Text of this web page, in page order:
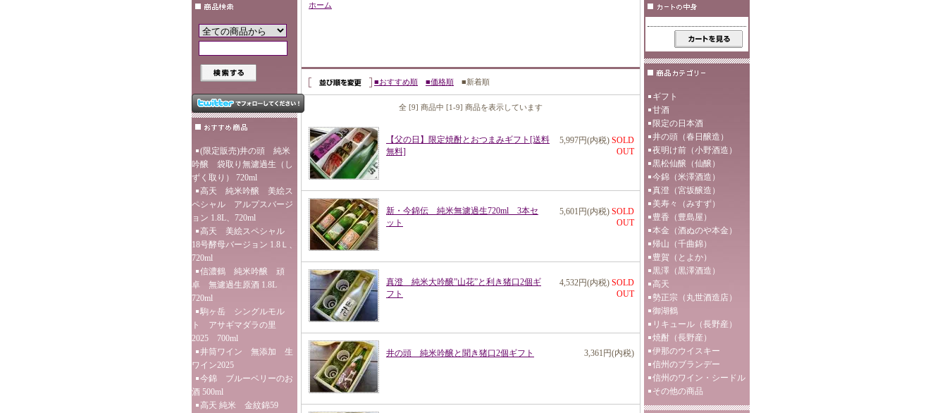
(限定販売)井の頭 純米
吟醸 袋取り無濾過生（し
ずく取り） 720ml
高天 純米吟醸 美絵ス
ペシャル アルプスバージ
ョン 1.8L、720ml
高天 美絵スペシャル
18号酵母バージョン 1.8Ｌ、
720ml
信濃鶴 純米吟醸 頑
卓 無濾過生原酒 1.8L
720ml
駒ヶ岳 シングルモル
ト アサギマダラの里
2025 700ml
井筒ワイン 無添加 生
ワイン2025
今錦 ブルーベリーのお
酒 500ml
高天 純米 金紋錦59
ホーム
■おすすめ順 ■価格順 ■新着順
全 [9] 商品中 [1-9] 商品を表示しています
【父の日】限定焼酎とおつまみギフト[送料
無料]
5,997円(内税) SOLD
OUT
新・今錦伝 純米無濾過生720ml 3本セ
ット
5,601円(内税) SOLD
OUT
真澄 純米大吟醸”山花”と利き猪口2個ギ
フト
4,532円(内税) SOLD
OUT
井の頭 純米吟醸と聞き猪口2個ギフト 3,361円(内税)
ギフト
甘酒
限定の日本酒
井の頭（春日醸造）
夜明け前（小野酒造）
黒松仙醸（仙醸）
今錦（米澤酒造）
真澄（宮坂醸造）
美寿々（みすず）
豊香（豊島屋）
本金（酒ぬのや本金）
帰山（千曲錦）
豊賀（とよか）
黒澤（黒澤酒造）
高天
勢正宗（丸世酒造店）
御湖鶴
リキュール（長野産）
焼酎（長野産）
伊那のウイスキー
信州のブランデー
信州のワイン・シードル
その他の商品